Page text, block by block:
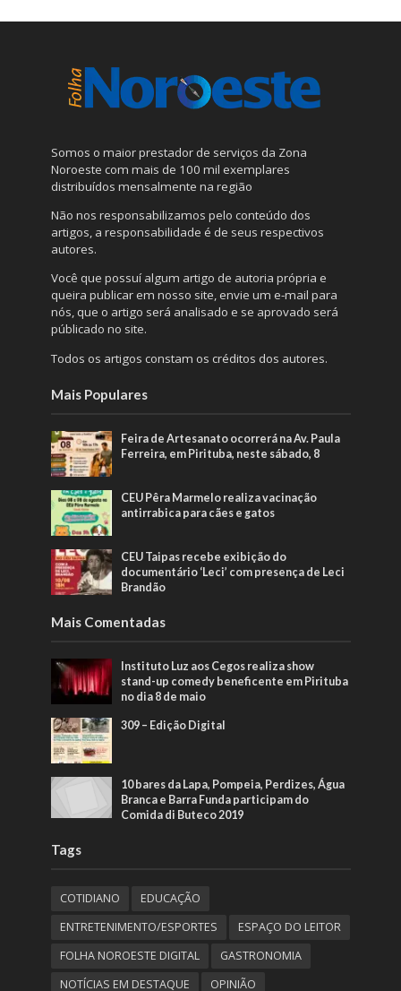
Somos o maior prestador de serviços da Zona
Noroeste com mais de 100 mil exemplares
distribuídos mensalmente na região
Não nos responsabilizamos pelo conteúdo dos
artigos, a responsabilidade é de seus respectivos
autores.
Você que possuí algum artigo de autoria própria e
queira publicar em nosso site, envie um e-mail para
nós, que o artigo será analisado e se aprovado será
públicado no site.
Todos os artigos constam os créditos dos autores.
Mais Populares
Feira de Artesanato ocorrerá na Av. Paula
Ferreira, em Pirituba, neste sábado, 8
CEU Pêra Marmelo realiza vacinação
antirrabica para cães e gatos
CEU Taipas recebe exibição do
documentário ‘Leci’ com presença de Leci
Brandão
Mais Comentadas
Instituto Luz aos Cegos realiza show
stand-up comedy beneficente em Pirituba
no dia 8 de maio
309 – Edição Digital
10 bares da Lapa, Pompeia, Perdizes, Água
Branca e Barra Funda participam do
Comida di Buteco 2019
Tags
COTIDIANO
EDUCAÇÃO
ENTRETENIMENTO/ESPORTES
ESPAÇO DO LEITOR
FOLHA NOROESTE DIGITAL
GASTRONOMIA
NOTÍCIAS EM DESTAQUE
OPINIÃO